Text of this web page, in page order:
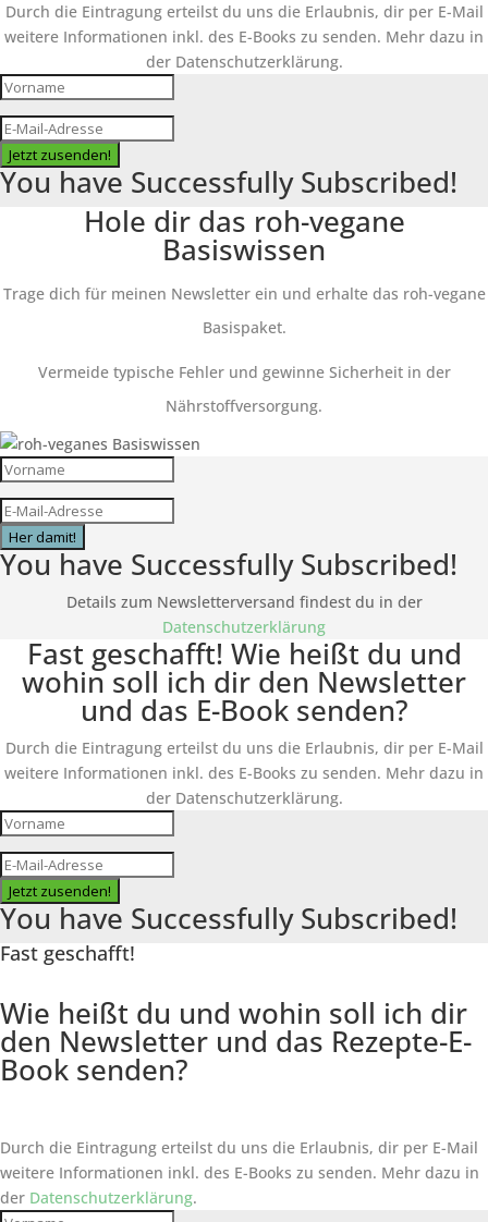
Durch die Eintragung erteilst du uns die Erlaubnis, dir per E-Mail
weitere Informationen inkl. des E-Books zu senden. Mehr dazu in
der Datenschutzerklärung.
Jetzt zusenden!
You have Successfully Subscribed!
Hole dir das roh-vegane
Basiswissen
Trage dich für meinen Newsletter ein und erhalte das roh-vegane
Basispaket.
Vermeide typische Fehler und gewinne Sicherheit in der
Nährstoffversorgung.
Her damit!
You have Successfully Subscribed!
Details zum Newsletterversand findest du in der
Datenschutzerklärung
Fast geschafft! Wie heißt du und
wohin soll ich dir den Newsletter
und das E-Book senden?
Durch die Eintragung erteilst du uns die Erlaubnis, dir per E-Mail
weitere Informationen inkl. des E-Books zu senden. Mehr dazu in
der Datenschutzerklärung.
Jetzt zusenden!
You have Successfully Subscribed!
Fast geschafft!
Wie heißt du und wohin soll ich dir
den Newsletter und das Rezepte-E-
Book senden?
Durch die Eintragung erteilst du uns die Erlaubnis, dir per E-Mail
weitere Informationen inkl. des E-Books zu senden. Mehr dazu in
der Datenschutzerklärung.